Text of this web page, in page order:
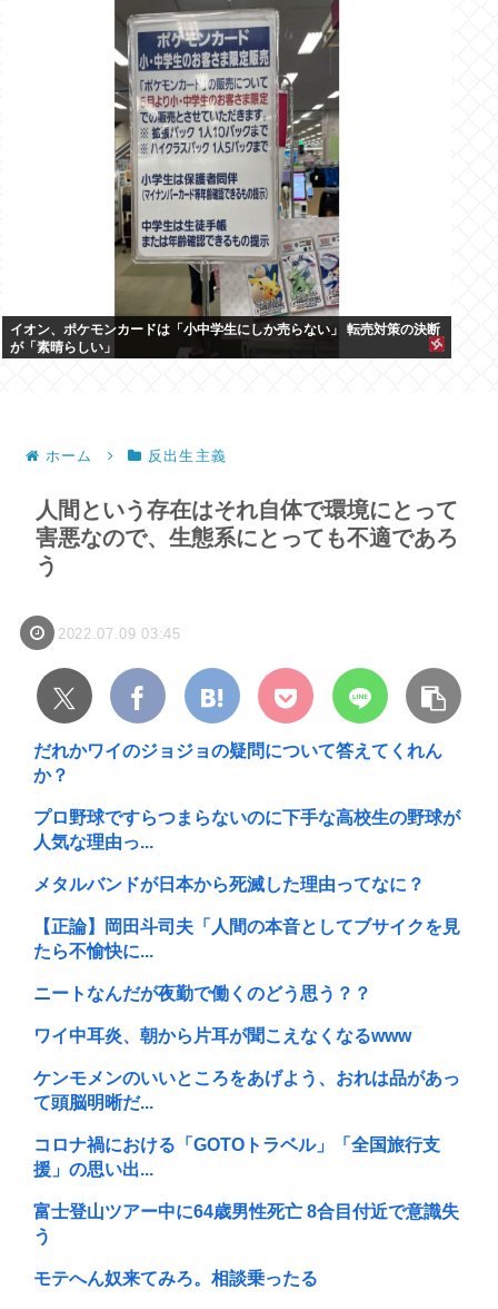
イオン、ポケモンカードは「小中学生にしか売らない」 転売対策の決断
が「素晴らしい」
ホーム 反出生主義
人間という存在はそれ自体で環境にとって
害悪なので、生態系にとっても不適であろ
う
2022.07.09 03:45
だれかワイのジョジョの疑問について答えてくれん
か？
プロ野球ですらつまらないのに下手な高校生の野球が
人気な理由っ...
メタルバンドが日本から死滅した理由ってなに？
【正論】岡田斗司夫「人間の本音としてブサイクを見
たら不愉快に...
ニートなんだが夜勤で働くのどう思う？？
ワイ中耳炎、朝から片耳が聞こえなくなるwww
ケンモメンのいいところをあげよう、おれは品があっ
て頭脳明晰だ...
コロナ禍における「GOTOトラベル」「全国旅行支
援」の思い出...
富士登山ツアー中に64歳男性死亡 8合目付近で意識失
う
モテへん奴来てみろ。相談乗ったる